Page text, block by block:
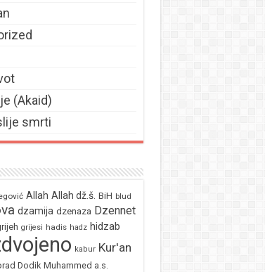
(Akaid)
smrti
Allah Allah dž.š. BiH blud
dzamija dzenaza Dzennet
grijesi hadis hadz hidzab
kabur Kur'an
Dodik Muhammed a.s.